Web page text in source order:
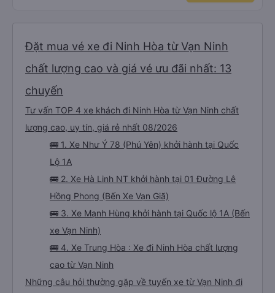
Đặt mua vé xe đi Ninh Hòa từ Vạn Ninh
chất lượng cao và giá vé ưu đãi nhất: 13
chuyến
Tư vấn TOP 4 xe khách đi Ninh Hòa từ Vạn Ninh chất
lượng cao, uy tín, giá rẻ nhất 08/2026
🚌 1. Xe Như Ý 78 (Phú Yên) khởi hành tại Quốc
Lộ 1A
🚌 2. Xe Hà Linh NT khởi hành tại 01 Đường Lê
Hồng Phong (Bến Xe Vạn Giã)
🚌 3. Xe Mạnh Hùng khởi hành tại Quốc lộ 1A (Bến
xe Vạn Ninh)
🚌 4. Xe Trung Hòa : Xe đi Ninh Hòa chất lượng
cao từ Vạn Ninh
Những câu hỏi thường gặp về tuyến xe từ Vạn Ninh đi